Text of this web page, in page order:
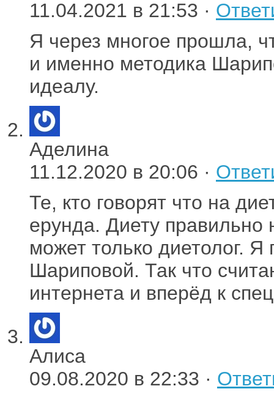
11.04.2021 в 21:53 ·
Я через многое прошла,
и именно методика
идеалу.
Аделина
11.12.2020 в 20:06 ·
Те, кто говорят что на
ерунда. Диету правильно
может только диетолог.
Шариповой. Так что
интернета и вперёд к
Алиса
09.08.2020 в 22:33 ·